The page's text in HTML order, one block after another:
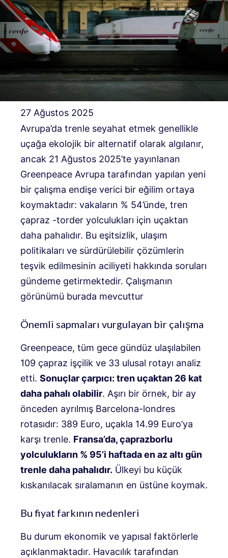
27 Ağustos 2025
Avrupa’da trenle seyahat etmek genellikle
uçağa ekolojik bir alternatif olarak algılanır,
ancak 21 Ağustos 2025’te yayınlanan
Greenpeace Avrupa tarafından yapılan yeni
bir çalışma endişe verici bir eğilim ortaya
koymaktadır: vakaların % 54’ünde, tren
çapraz -torder yolculukları için uçaktan
daha pahalıdır. Bu eşitsizlik, ulaşım
politikaları ve sürdürülebilir çözümlerin
teşvik edilmesinin aciliyeti hakkında soruları
gündeme getirmektedir. Çalışmanın
görünümü burada mevcuttur
Önemli sapmaları vurgulayan bir çalışma
Greenpeace, tüm gece gündüz ulaşılabilen
109 çapraz işçilik ve 33 ulusal rotayı analiz
etti. Sonuçlar çarpıcı: tren uçaktan 26 kat
daha pahalı olabilir. Aşırı bir örnek, bir ay
önceden ayrılmış Barcelona-londres
rotasıdır: 389 Euro, uçakla 14.99 Euro’ya
karşı trenle. Fransa’da, çaprazborlu
yolculukların % 95’i haftada en az altı gün
trenle daha pahalıdır. Ülkeyi bu küçük
kıskanılacak sıralamanın en üstüne koymak.
Bu fiyat farkının nedenleri
Bu durum ekonomik ve yapısal faktörlerle
açıklanmaktadır. Havacılık tarafından